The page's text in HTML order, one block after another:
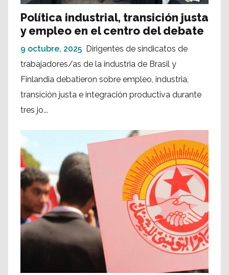
Política industrial, transición justa
y empleo en el centro del debate
9 octubre, 2025 Dirigentes de sindicatos de
trabajadores/as de la industria de Brasil y
Finlandia debatieron sobre empleo, industria,
transición justa e integración productiva durante
tres jo...